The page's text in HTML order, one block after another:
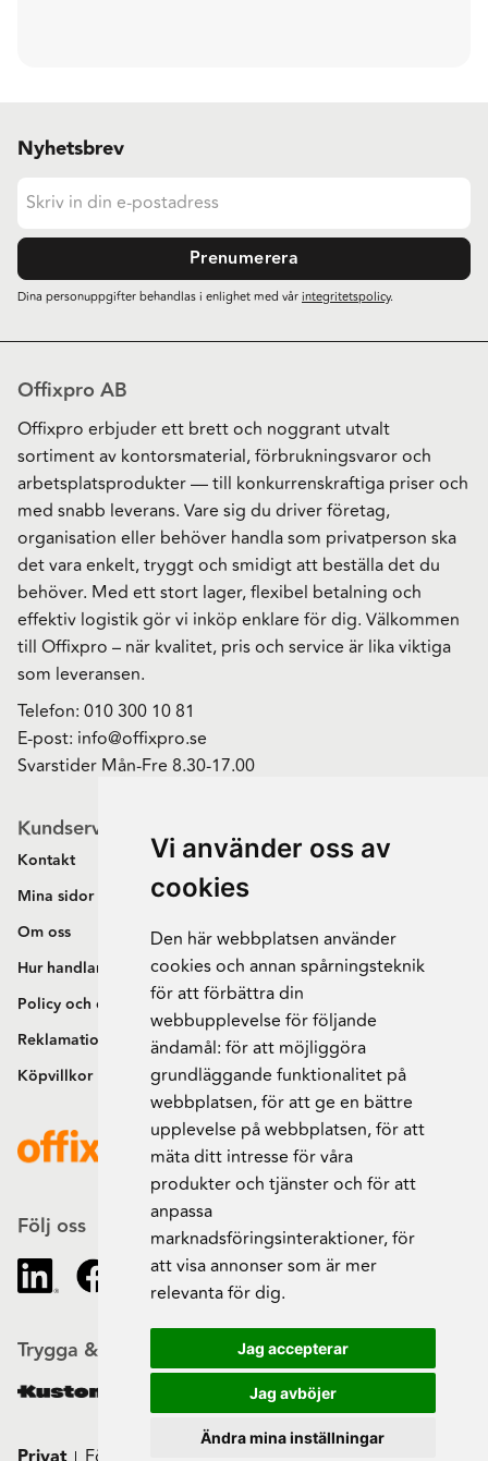
Vi använder oss av
cookies
Den här webbplatsen använder
cookies och annan spårningsteknik
för att förbättra din
webbupplevelse för följande
ändamål: för att möjliggöra
grundläggande funktionalitet på
webbplatsen,för att ge en bättre
upplevelse på webbplatsen,för att
mäta ditt intresse för våra
produkter och tjänster och för att
anpassa
marknadsföringsinteraktioner,för
att visa annonser som är mer
relevanta för dig.
Jag accepterar
Jag avböjer
Ändra mina inställningar
Nyhetsbrev
Prenumerera
Dina personuppgifter behandlas i enlighet med vårintegritetspolicy.
Offixpro AB
Offixpro erbjuder ett brett och noggrant utvalt
sortiment av kontorsmaterial, förbrukningsvaror och
arbetsplatsprodukter — till konkurrenskraftiga priser och
med snabb leverans. Vare sig du driver företag,
organisation eller behöver handla som privatperson ska
det vara enkelt, tryggt och smidigt att beställa det du
behöver. Med ett stort lager, flexibel betalning och
effektiv logistik gör vi inköp enklare för dig. Välkommen
till Offixpro – när kvalitet, pris och service är lika viktiga
som leveransen.
Telefon: 010 300 10 81
E-post: info@offixpro.se
Svarstider Mån-Fre 8.30-17.00
Kundservice
Kontakt
Mina sidor
Om oss
Hur handlar jag?
Policy och cookies
Reklamation och retur
Köpvillkor
Följ oss
Trygga & säkra beställningar